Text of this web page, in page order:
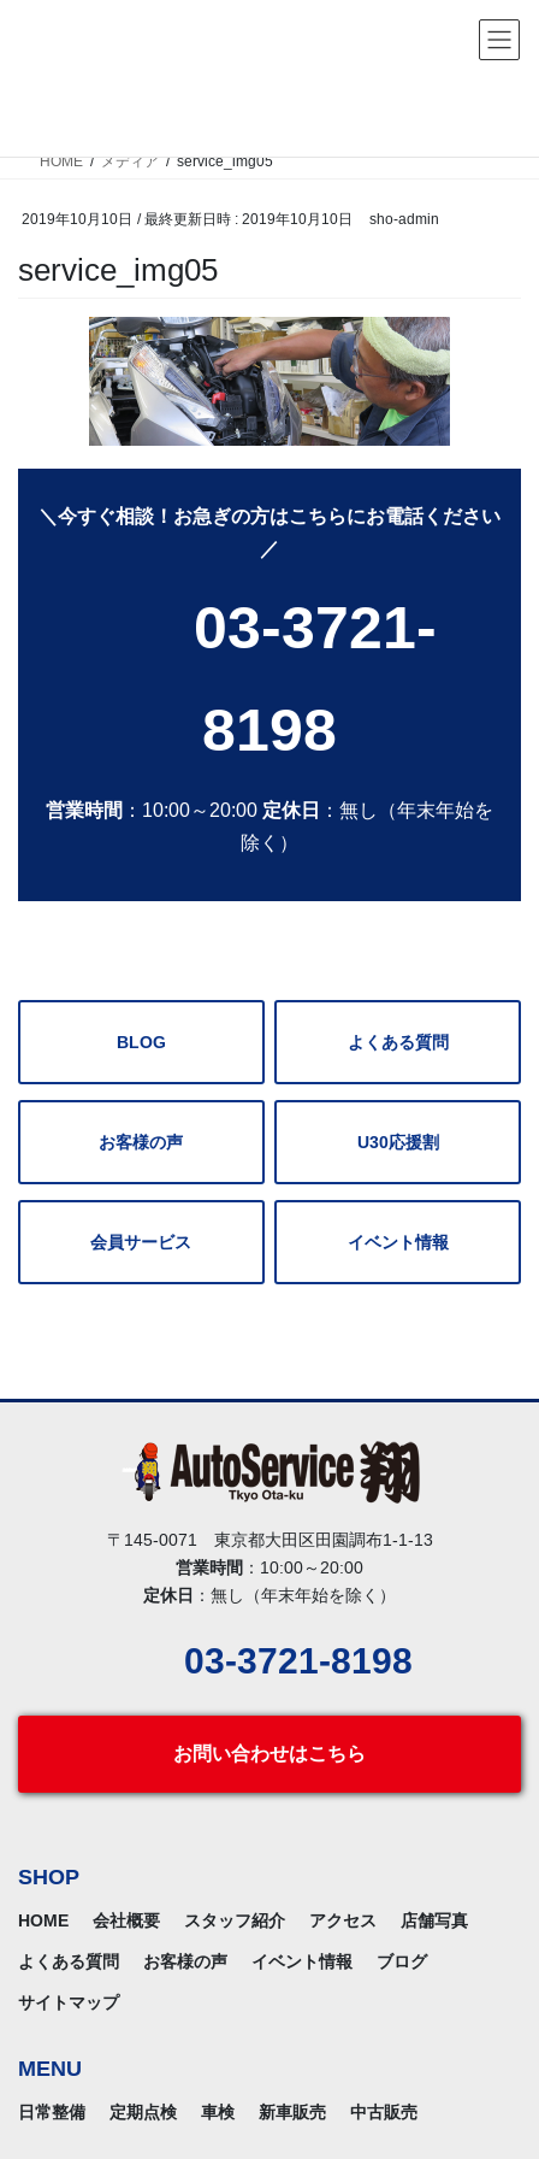
へ
ョ
HOME メディア service_img05
2019年10月10日 / 最終更新日時 : 2019年10月10日 sho-admin
service_img05
＼今すぐ相談！お急ぎの方はこちらにお電話ください
／
03-3721-
8198
営業時間 ：10:00～20:00 定休日
：無し（年末年始を
除く）
BLOG よくある質問
お客様の声 U30応援割
会員サービス イベント情報
〒145-0071 東京都大田区田園調布1-1-13
営業時間 ：10:00～20:00
定休日 ：無し（年末年始を除く）
03-3721-8198
お問い合わせはこちら
SHOP
HOME 会社概要 スタッフ紹介 アクセス 店舗写真
よくある質問 お客様の声 イベント情報 ブログ
サイトマップ
MENU
日常整備 定期点検 車検 新車販売 中古販売